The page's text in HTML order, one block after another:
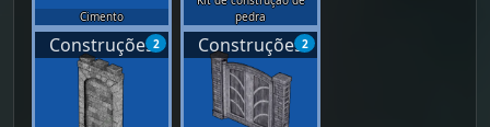
Cimento
pedra
2
Construções 2
Construções